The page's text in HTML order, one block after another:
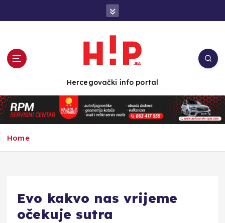
n
t
e
Hercegovački info portal
Home
Evo kakvo nas vrijeme
očekuje sutra